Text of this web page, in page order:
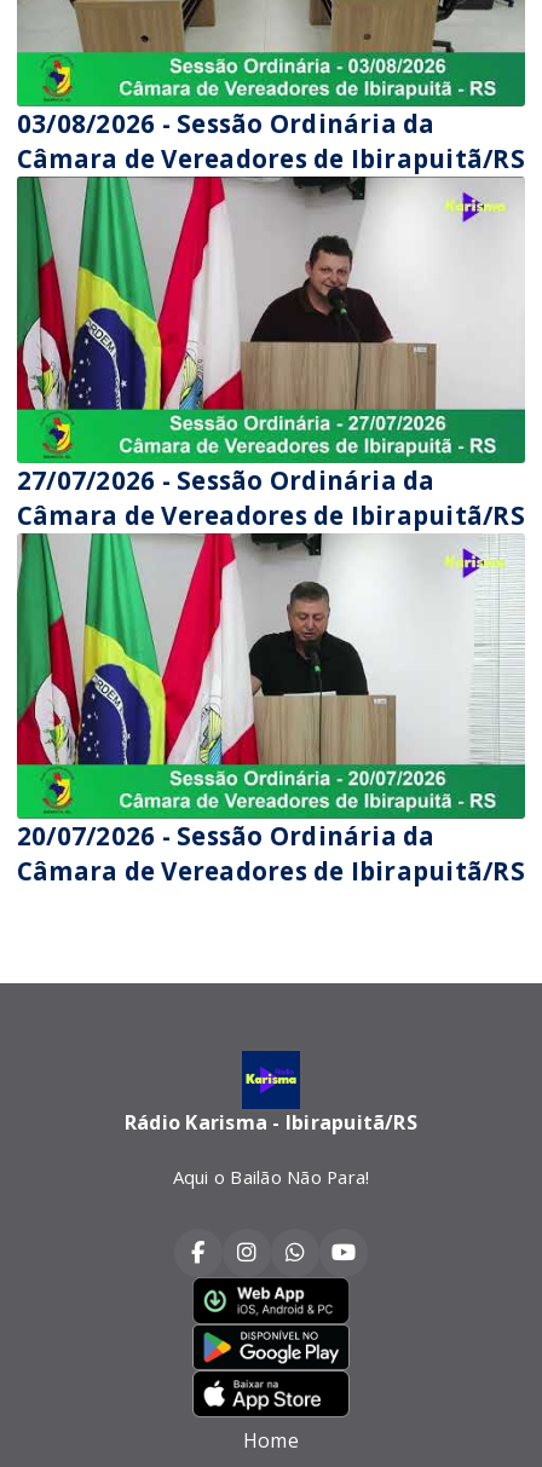
03/08/2026 - Sessão Ordinária da
Câmara de Vereadores de Ibirapuitã/RS
27/07/2026 - Sessão Ordinária da
Câmara de Vereadores de Ibirapuitã/RS
20/07/2026 - Sessão Ordinária da
Câmara de Vereadores de Ibirapuitã/RS
Rádio Karisma - Ibirapuitã/RS
Aqui o Bailão Não Para!
Home